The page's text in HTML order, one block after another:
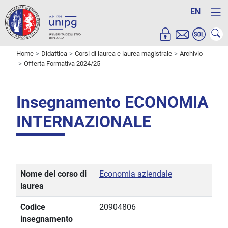
EN
Home Didattica Corsi di laurea e laurea magistrale
Archivio
Offerta Formativa 2024/25
Insegnamento ECONOMIA
INTERNAZIONALE
Nome del corso di
laurea
Economia aziendale
Codice
insegnamento
20904806